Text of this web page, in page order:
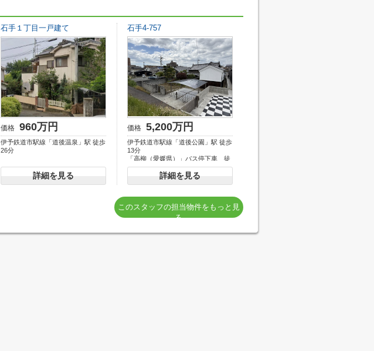
石手１丁目一戸建て
価格 960万円
伊予鉄道市駅線「道後温泉」駅 徒歩
26分
詳細を見る
石手4-757
価格 5,200万円
伊予鉄道市駅線「道後公園」駅 徒歩
13分
「高柳（愛媛県）」バス停下車 徒
歩1分
詳細を見る
このスタッフの担当物件をもっと見
る